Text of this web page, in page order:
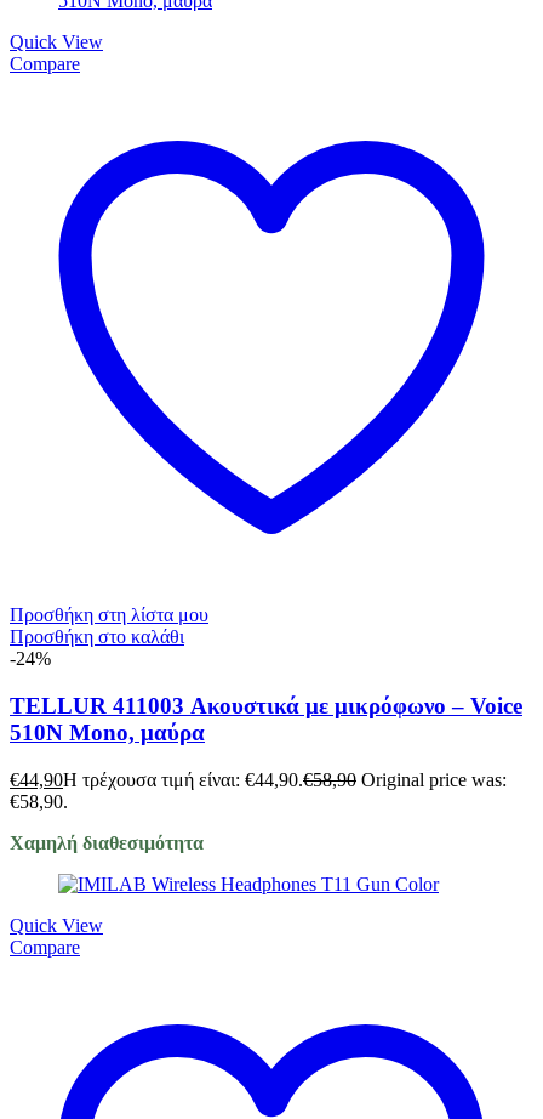
Quick View
Compare
Προσθήκη στη λίστα μου
Προσθήκη στο καλάθι
-24%
TELLUR 411003 Ακουστικά με μικρόφωνο – Voice
510N Mono, μαύρα
€44,90Η τρέχουσα τιμή είναι: €44,90.€58,90 Original price was:
€58,90.
Χαμηλή διαθεσιμότητα
Quick View
Compare